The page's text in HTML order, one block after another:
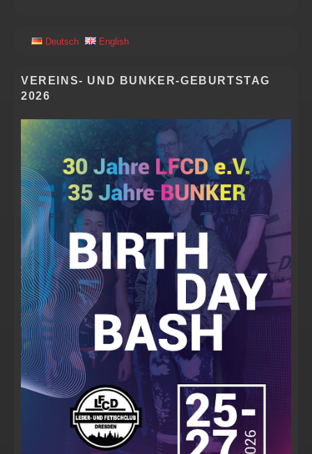
SEITENLEISTEN
Deutsch English
VEREINS- UND BUNKER-GEBURTSTAG
2026